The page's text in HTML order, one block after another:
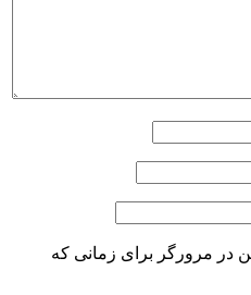
در مرورگر برای زمانی که